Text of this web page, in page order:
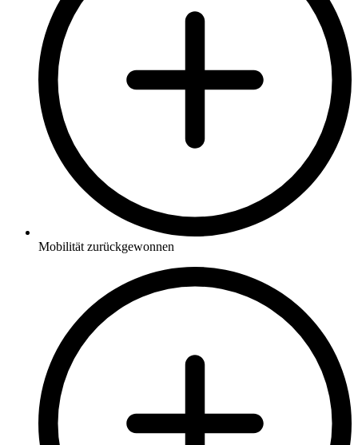
Mobilität zurückgewonnen